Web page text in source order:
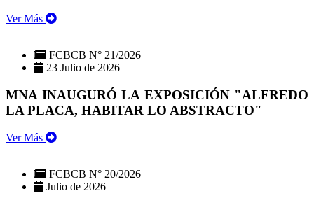
Ver Más
FCBCB N° 21/2026
23 Julio de 2026
MNA INAUGURÓ LA EXPOSICIÓN "ALFREDO
LA PLACA, HABITAR LO ABSTRACTO"
Ver Más
FCBCB N° 20/2026
Julio de 2026